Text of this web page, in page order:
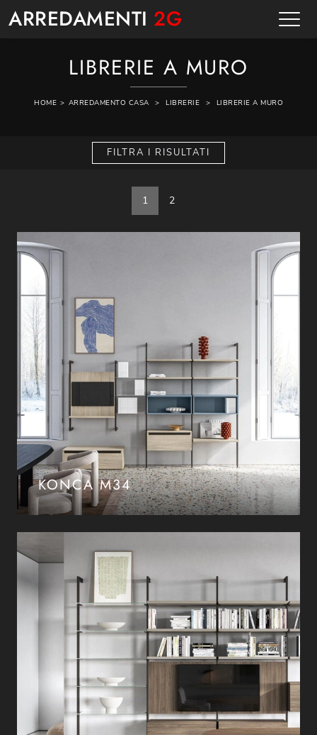
ARREDAMENTI 2G
LIBRERIE A MURO
HOME > ARREDAMENTO CASA > LIBRERIE > LIBRERIE A MURO
FILTRA I RISULTATI
1 2
KONCA M34